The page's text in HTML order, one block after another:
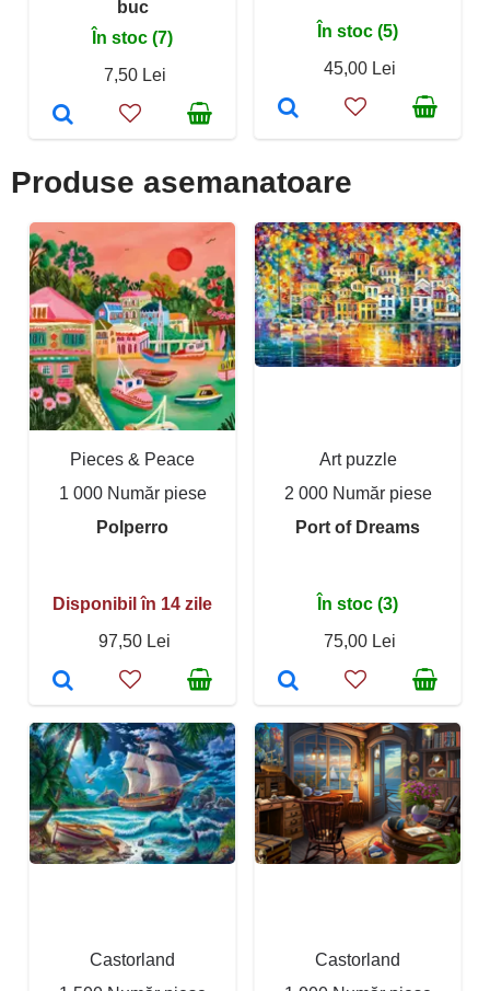
buc
În stoc (7)
7,50 Lei
În stoc (5)
45,00 Lei
Produse asemanatoare
Pieces & Peace
1 000 Număr piese
Polperro
Disponibil în 14 zile
97,50 Lei
Art puzzle
2 000 Număr piese
Port of Dreams
În stoc (3)
75,00 Lei
Castorland
Castorland